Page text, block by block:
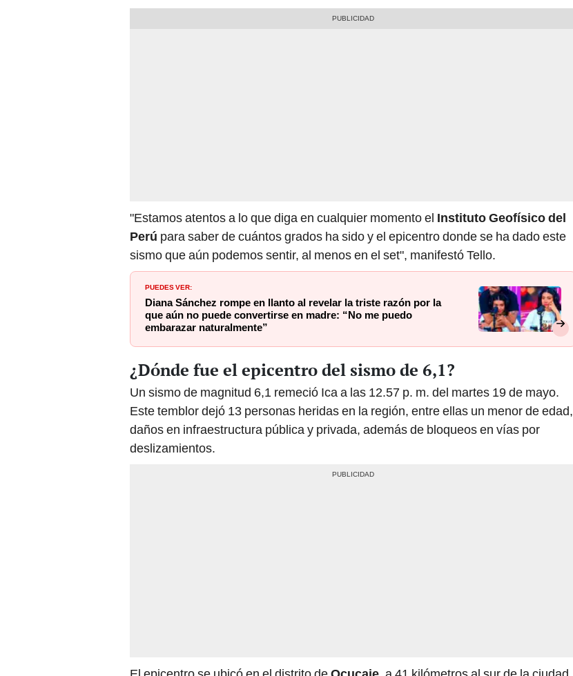
"Estamos atentos a lo que diga en cualquier momento el Instituto Geofísico del
Perú para saber de cuántos grados ha sido y el epicentro donde se ha dado este
sismo que aún podemos sentir, al menos en el set", manifestó Tello.
PUEDES VER:
Diana Sánchez rompe en llanto al revelar la triste razón por la
que aún no puede convertirse en madre: “No me puedo
embarazar naturalmente”
¿Dónde fue el epicentro del sismo de 6,1?
Un sismo de magnitud 6,1 remeció Ica a las 12.57 p. m. del martes 19 de mayo.
Este temblor dejó 13 personas heridas en la región, entre ellas un menor de edad,
daños en infraestructura pública y privada, además de bloqueos en vías por
deslizamientos.